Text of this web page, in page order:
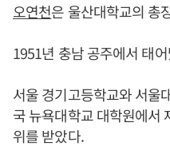
오연천은 울산대학교의 총
1951년 충남 공주에서 태
서울 경기고등학교와 서울
국 뉴욕대학교 대학원에서
위를 받았다.